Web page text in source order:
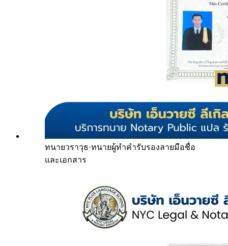
ทนายวราวุธ·ทนายผู้ทำคำรับรองลายมือชื่อ
และเอกสาร